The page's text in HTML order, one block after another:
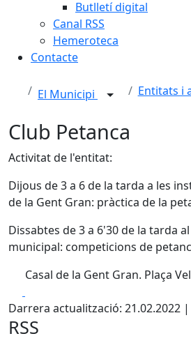
Butlletí digital
Canal RSS
Hemeroteca
Contacte
El Municipi Entitats i
Club Petanca
Activitat de l'entitat:
Dijous de 3 a 6 de la tarda a les
de la Gent Gran: pràctica de la
Dissabtes de 3 a 6'30 de la tarda
municipal: competicions de
Casal de la Gent Gran. Plaça
Darrera actualització: 21.02.2022 |
RSS